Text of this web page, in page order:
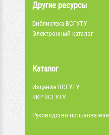
Другие ресурсы
Библиотека ВСГУТУ
Электронный каталог
Каталог
Издания ВСГУТУ
ВКР ВСГУТУ
Руководство пользователя